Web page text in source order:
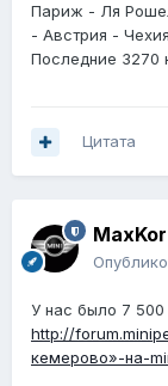
Париж - Ля
- Австрия -
Последние 3270
Цитата
MaxKor
У нас было 7 500
http://
кемерово»-на-